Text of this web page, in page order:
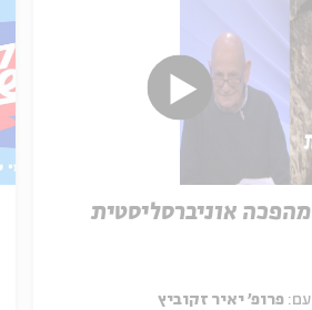
מהפכה אוניברסליסטית
עם: פרופ' יאיר זקוביץ